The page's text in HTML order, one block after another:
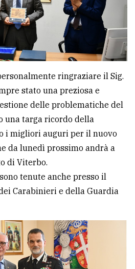
ringraziare il Sig.
stato una preziosa e
delle problematiche del
una targa ricordo della
i migliori auguri per il nuovo
da lunedì prossimo andrà a
di Viterbo.
tenute anche presso il
Carabinieri e della Guardia